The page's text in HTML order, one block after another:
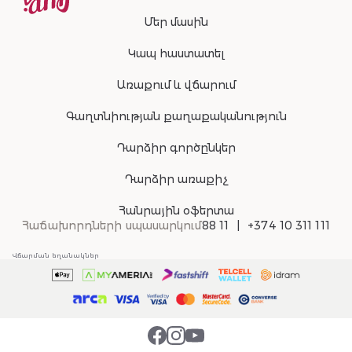
Մեր մասին
Կապ հաստատել
Առաքում և վճարում
Գաղտնիության քաղաքականություն
Դարձիր գործընկեր
Դարձիր առաքիչ
Հանրային օֆերտա
Հաճախորդների սպասարկում88 11 +374 10 311 111
Վճարման եղանակներ